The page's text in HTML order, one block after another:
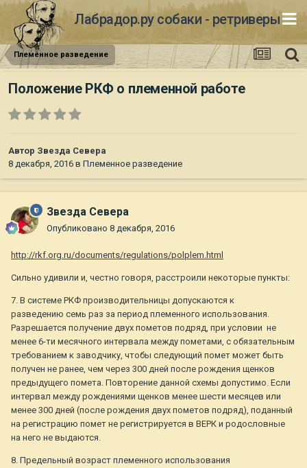
Лабрадор.ру собаки - ретриверы
Племенное разведение
Положение РКФ о племенной работе
Автор Звезда Севера
8 декабря, 2016 в Племенное разведение
Звезда Севера
Опубликовано 8 декабря, 2016
http://rkf.org.ru/documents/regulations/polplem.html
Сильно удивили и, честно говоря, расстроили некоторые пункты:
7. В системе РКФ производительницы допускаются к
разведению семь раз за период племенного использования.
Разрешается получение двух пометов подряд, при условии не
менее 6-ти месячного интервала между пометами, с обязательным
требованием к заводчику, чтобы следующий помет может быть
получен не ранее, чем через 300 дней после рождения щенков
предыдущего помета. Повторение данной схемы допустимо. Если
интервал между рождениями щенков менее шести месяцев или
менее 300 дней (после рождения двух пометов подряд), поданный
на регистрацию помет не регистрируется в ВЕРК и родословные
на него не выдаются.
8. Предельный возраст племенного использования